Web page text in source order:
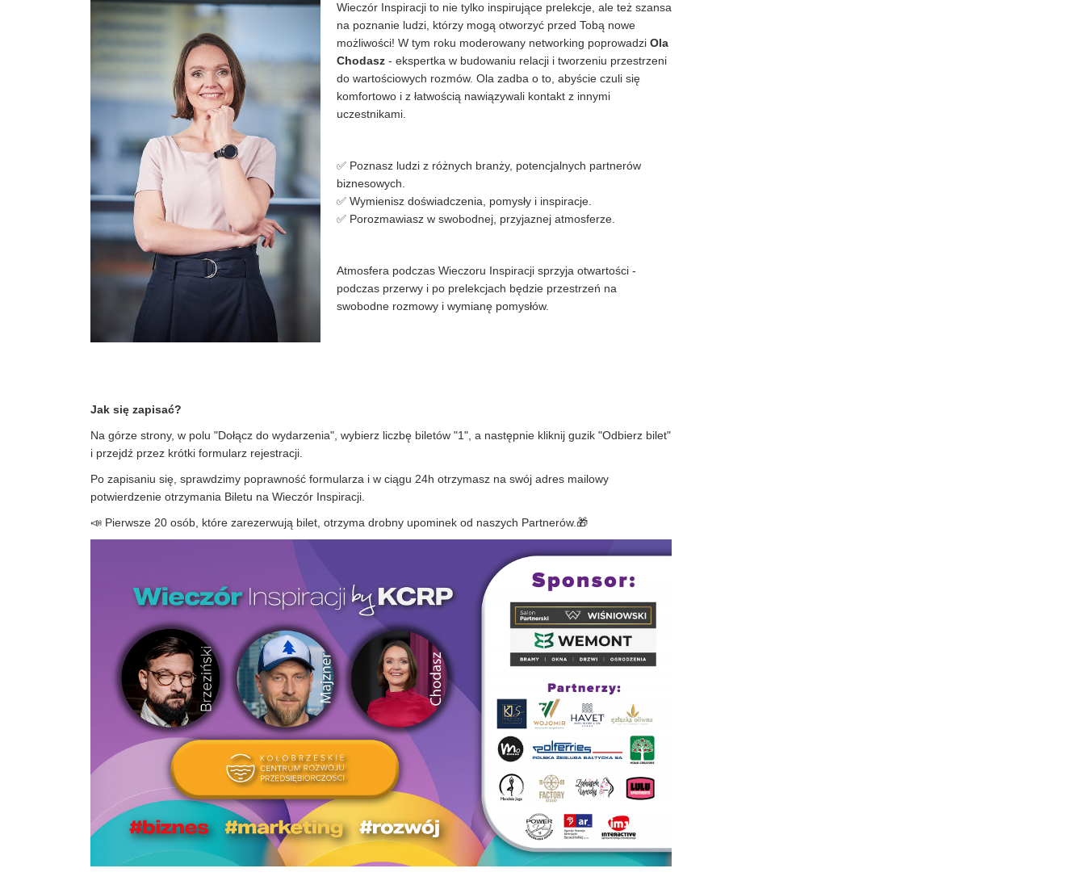
Wieczór Inspiracji to nie tylko inspirujące prelekcje, ale też szansa
na poznanie ludzi, którzy mogą otworzyć przed Tobą nowe
możliwości! W tym roku moderowany networking poprowadzi Ola
Chodasz - ekspertka w budowaniu relacji i tworzeniu przestrzeni
do wartościowych rozmów. Ola zadba o to, abyście czuli się
komfortowo i z łatwością nawiązywali kontakt z innymi
uczestnikami.
✅ Poznasz ludzi z różnych branży, potencjalnych partnerów
biznesowych.
✅ Wymienisz doświadczenia, pomysły i inspiracje.
✅ Porozmawiasz w swobodnej, przyjaznej atmosferze.
Atmosfera podczas Wieczoru Inspiracji sprzyja otwartości -
podczas przerwy i po prelekcjach będzie przestrzeń na
swobodne rozmowy i wymianę pomysłów.
Jak się zapisać?
Na górze strony, w polu "Dołącz do wydarzenia", wybierz liczbę biletów "1", a następnie kliknij guzik "Odbierz bilet"
i przejdź przez krótki formularz rejestracji.
Po zapisaniu się, sprawdzimy poprawność formularza i w ciągu 24h otrzymasz na swój adres mailowy
potwierdzenie otrzymania Biletu na Wieczór Inspiracji.
📣 Pierwsze 20 osób, które zarezerwują bilet, otrzyma drobny upominek od naszych Partnerów.🎁